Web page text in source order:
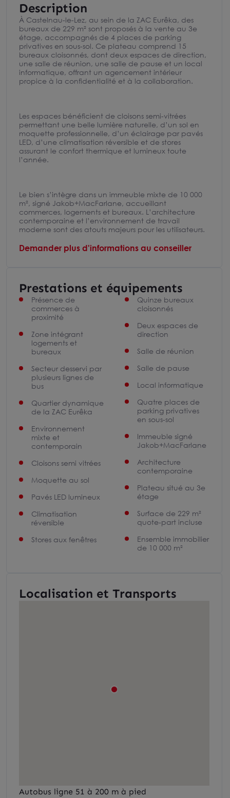
Description
À Castelnau-le-Lez, au sein de la ZAC Eurêka, des
bureaux de 229 m² sont proposés à la vente au 3e
étage, accompagnés de 4 places de parking
privatives en sous-sol. Ce plateau comprend 15
bureaux cloisonnés, dont deux espaces de direction,
une salle de réunion, une salle de pause et un local
informatique, offrant un agencement intérieur
propice à la confidentialité et à la collaboration.
Les espaces bénéficient de cloisons semi-vitrées
permettant une belle lumière naturelle, d’un sol en
moquette professionnelle, d’un éclairage par pavés
LED, d’une climatisation réversible et de stores
assurant le confort thermique et lumineux toute
l’année.
Le bien s’intègre dans un immeuble mixte de 10 000
m², signé Jakob+MacFarlane, accueillant
commerces, logements et bureaux. L’architecture
contemporaine et l’environnement de travail
moderne sont des atouts majeurs pour les utilisateurs.
Demander plus d'informations au conseiller
Prestations et équipements
Présence de
commerces à
proximité
Zone intégrant
logements et
bureaux
Secteur desservi par
plusieurs lignes de
bus
Quartier dynamique
de la ZAC Eurêka
Environnement
mixte et
contemporain
Cloisons semi vitrées
Moquette au sol
Pavés LED lumineux
Climatisation
réversible
Stores aux fenêtres
Quinze bureaux
cloisonnés
Deux espaces de
direction
Salle de réunion
Salle de pause
Local informatique
Quatre places de
parking privatives
en sous-sol
Immeuble signé
Jakob+MacFarlane
Architecture
contemporaine
Plateau situé au 3e
étage
Surface de 229 m²
quote-part incluse
Ensemble immobilier
de 10 000 m²
Localisation et Transports
Autobus ligne 51 à 200 m à pied